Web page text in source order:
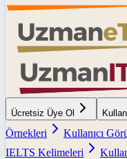
Ücretsiz Üye Ol
Örnekleri
Kullanıcı
IELTS Kelimeleri